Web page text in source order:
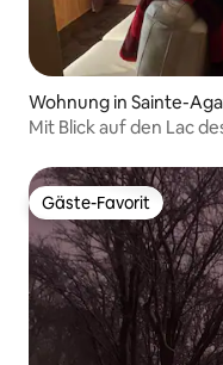
Wohnung in Sainte-
Mit Blick auf den Lac
Gäste-Favorit
Gäste-Favorit